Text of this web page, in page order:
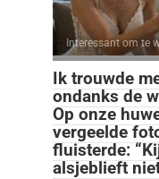
Interessant om te
Ik trouwde
ondanks de
Op onze
vergeelde
fluisterde:
alsjeblieft